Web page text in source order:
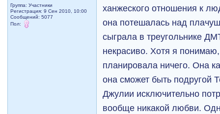
Группа: Участники
Регистрация: 9 Сен 2010, 10:00
Сообщений: 5077
Пол:
ханжеского отношения к
она потешалась над
сыграла в треугольнике
некрасиво. Хотя я
планировала ничего. Она
она сможет быть подругой
Джулии исключительно
вообще никакой любви.